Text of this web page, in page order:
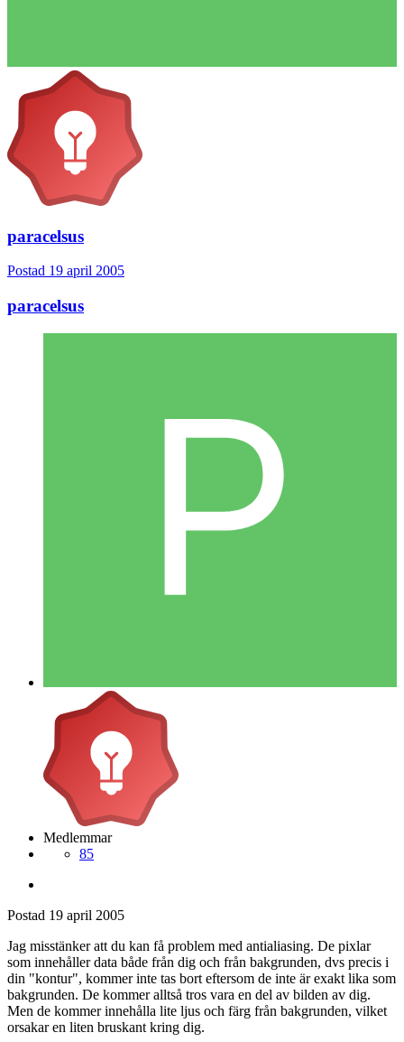
paracelsus
Postad 19 april 2005
paracelsus
Medlemmar
85
Postad 19 april 2005
Jag misstänker att du kan få problem med antialiasing. De pixlar
som innehåller data både från dig och från bakgrunden, dvs precis i
din "kontur", kommer inte tas bort eftersom de inte är exakt lika som
bakgrunden. De kommer alltså tros vara en del av bilden av dig.
Men de kommer innehålla lite ljus och färg från bakgrunden, vilket
orsakar en liten bruskant kring dig.